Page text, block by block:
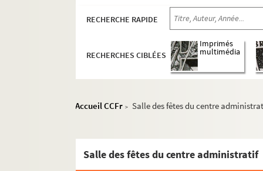
RECHERCHE RAPIDE
RECHERCHES CIBLÉES
Imprimés
multimédia
Accueil CCFr > Salle des fêtes du centre
Salle des fêtes du centre administratif